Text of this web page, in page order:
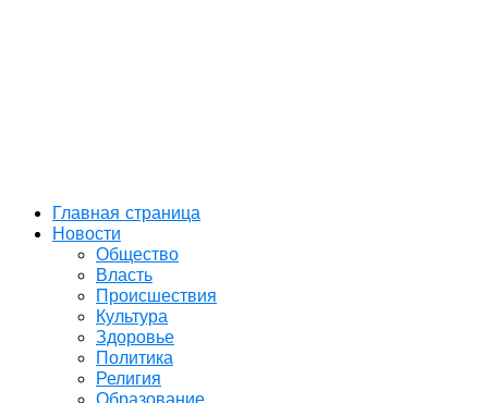
Главная страница
Новости
Общество
Власть
Происшествия
Культура
Здоровье
Политика
Религия